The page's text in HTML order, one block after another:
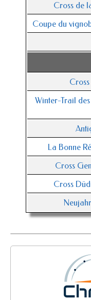
Cross de
Coupe du
Winter-Trail
La Bonne
Cross
Cross